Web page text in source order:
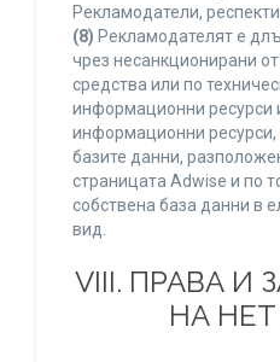
Рекламодатели,
(8) Рекламодателят е
чрез несанкционирани
средства или по
информационни ресурси
информационни
базите данни,
страницата Adwise и по
собствена база данни в
вид.
VIII. ПРАВА И
НА